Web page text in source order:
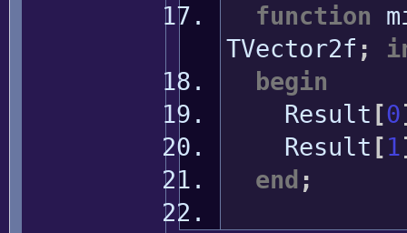
function
TVector2f ;
begin
Result [0
Result [1
end ;